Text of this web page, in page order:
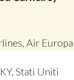
Air Europa
Stati Uniti